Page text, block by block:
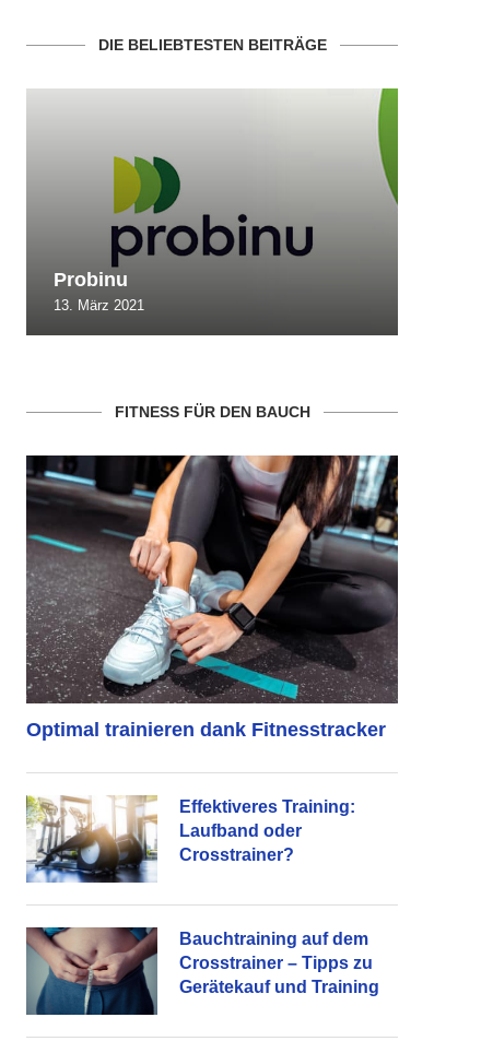
DIE BELIEBTESTEN BEITRÄGE
Probinu
13. März 2021
FITNESS FÜR DEN BAUCH
Optimal trainieren dank Fitnesstracker
Effektiveres Training:
Laufband oder
Crosstrainer?
Bauchtraining auf dem
Crosstrainer – Tipps zu
Gerätekauf und Training